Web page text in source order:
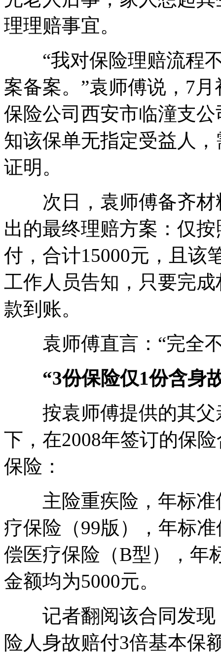
理理赔事宜。
“我对保险理赔流程不
案备案。”袁师傅说，7
保险公司西安市临潼支
知该保单无指定受益人
证明。
次日，袁师傅备齐材
出的最终理赔方案：仅
付，合计15000元，且该
工作人员告知，只要完
款到账。
袁师傅直言：“完全不
“3份保险仅1份含身
按袁师傅提供的其父
下，在2008年签订的保
保险：
主险重疾险，年标准
疗保险（99版），年标
偿医疗保险（B型），年
金额均为5000元。
记者翻阅该合同发现
险人身故赔付3倍基本保